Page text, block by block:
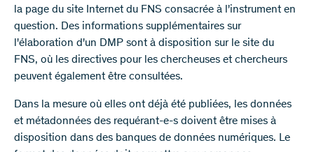
la page du site Internet du FNS consacrée à l'instrument en
question. Des informations supplémentaires sur
l'élaboration d'un DMP sont à disposition sur le site du
FNS, où les directives pour les chercheuses et chercheurs
peuvent également être consultées.
Dans la mesure où elles ont déjà été publiées, les données
et métadonnées des requérant-e-s doivent être mises à
disposition dans des banques de données numériques. Le